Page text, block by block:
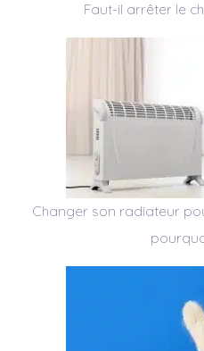
Faut-il arrêter le
Changer son radiateur